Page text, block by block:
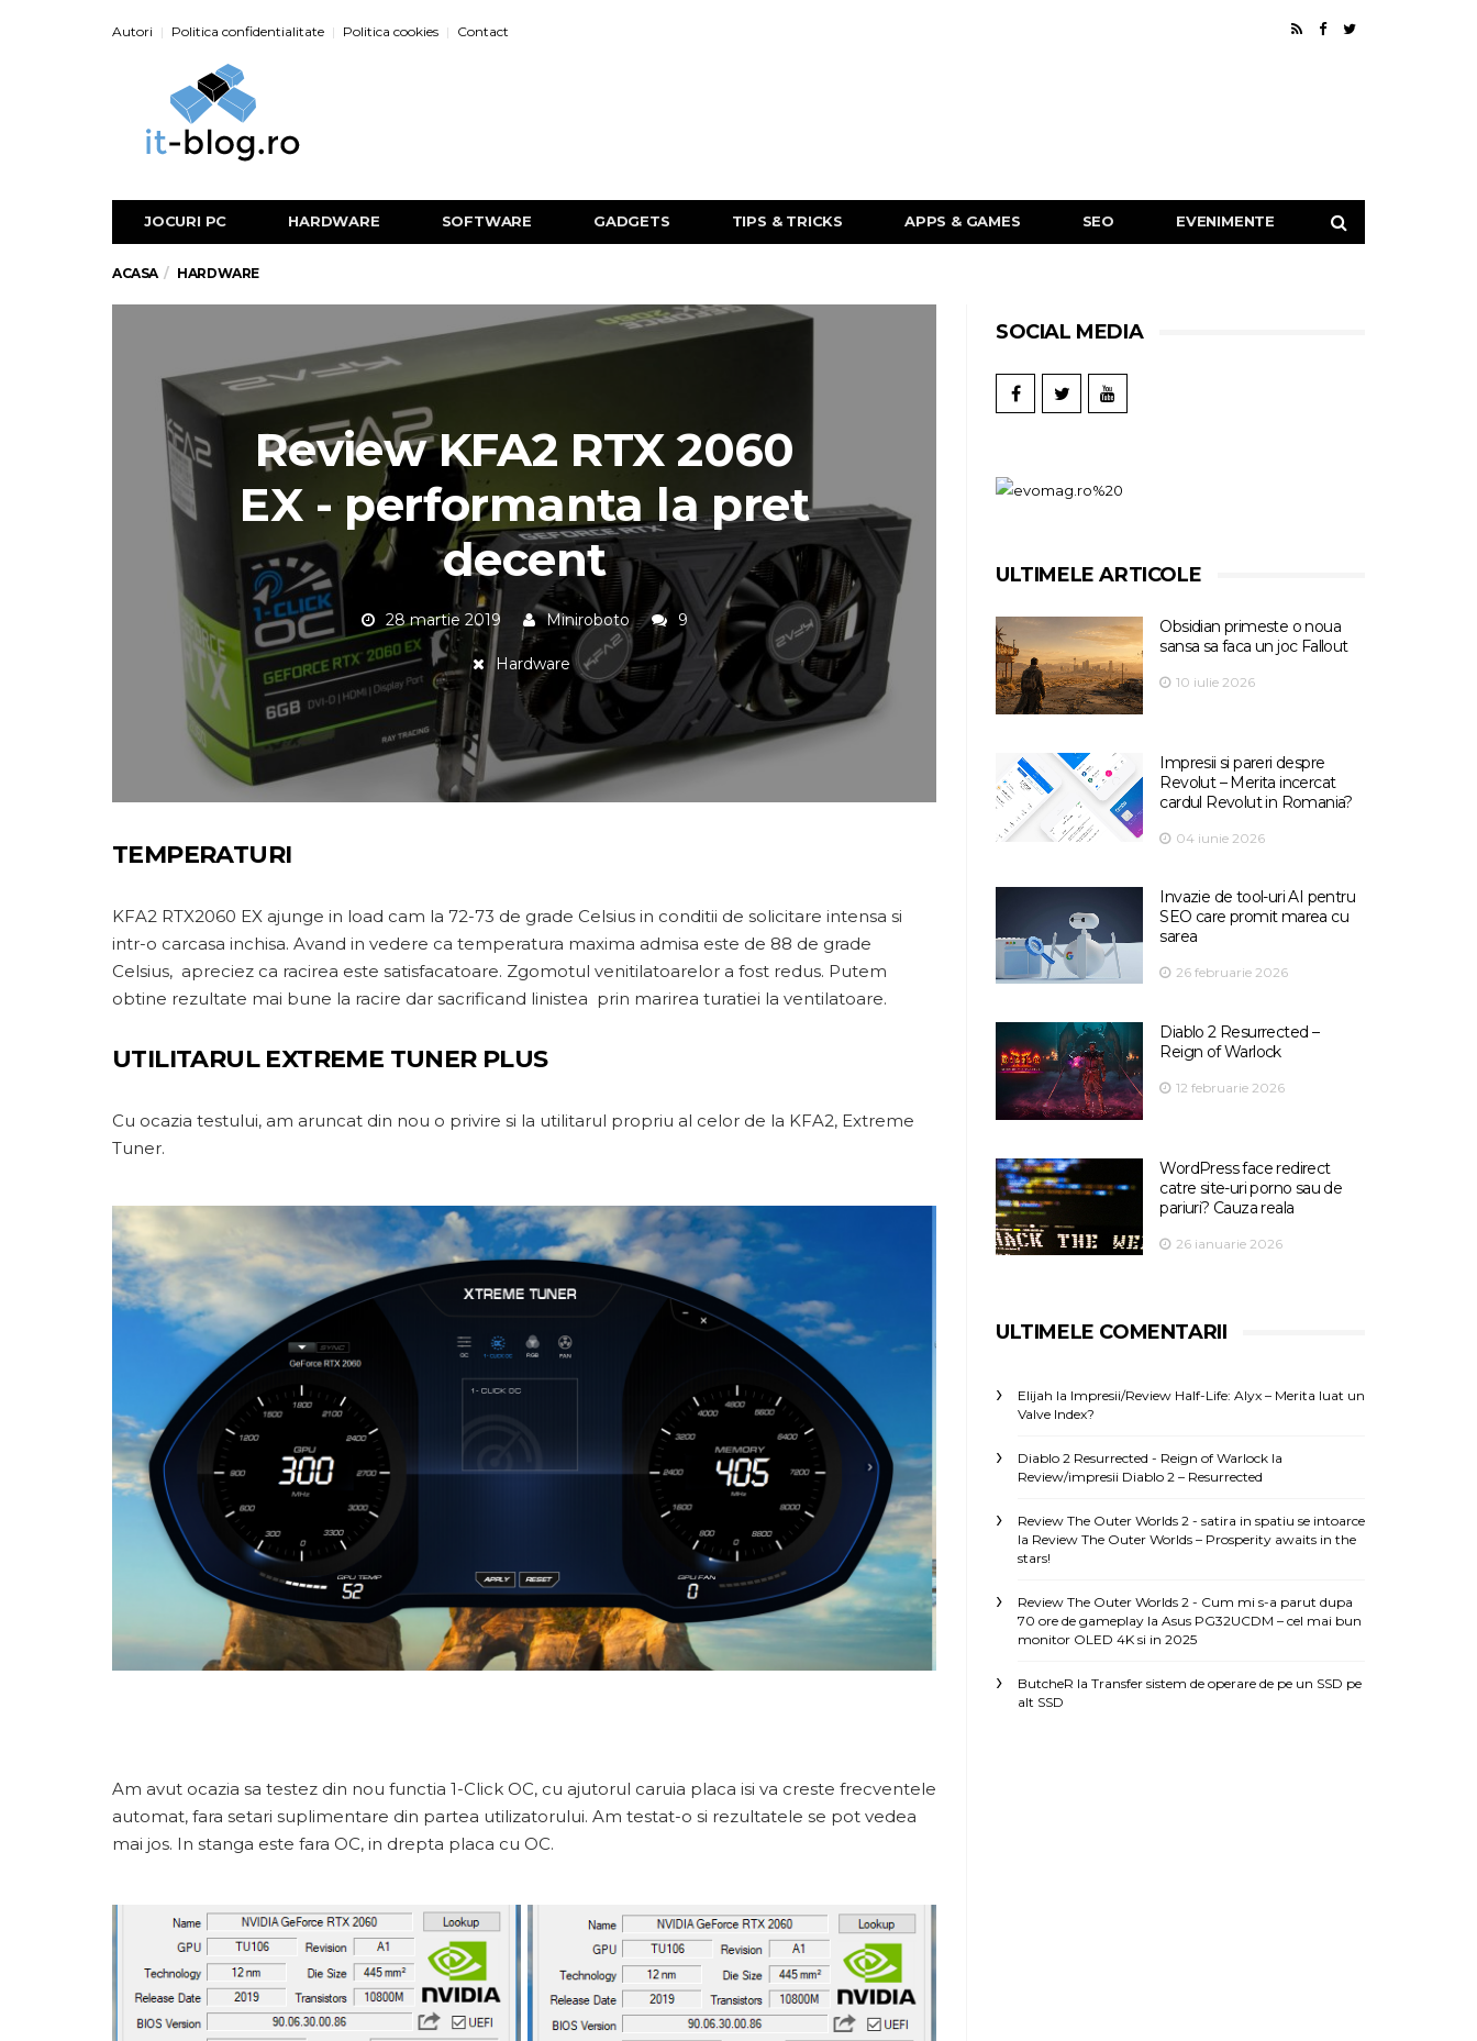
Autori Politica confidentialitate Politica cookies Contact
JOCURI PC HARDWARE SOFTWARE GADGETS TIPS & TRICKS APPS & GAMES SEO EVENIMENTE
ACASA HARDWARE
Review KFA2 RTX 2060
EX - performanta la pret
decent
28 martie 2019 Miniroboto 9
Hardware
TEMPERATURI
KFA2 RTX2060 EX ajunge in load cam la 72-73 de grade Celsius in conditii de solicitare intensa si
intr-o carcasa inchisa. Avand in vedere ca temperatura maxima admisa este de 88 de grade
Celsius, apreciez ca racirea este satisfacatoare. Zgomotul venitilatoarelor a fost redus. Putem
obtine rezultate mai bune la racire dar sacrificand linistea prin marirea turatiei la ventilatoare.
UTILITARUL EXTREME TUNER PLUS
Cu ocazia testului, am aruncat din nou o privire si la utilitarul propriu al celor de la KFA2, Extreme
Tuner.
Am avut ocazia sa testez din nou functia 1-Click OC, cu ajutorul caruia placa isi va creste frecventele
automat, fara setari suplimentare din partea utilizatorului. Am testat-o si rezultatele se pot vedea
mai jos. In stanga este fara OC, in drepta placa cu OC.
SOCIAL MEDIA
ULTIMELE ARTICOLE
Obsidian primeste o noua
sansa sa faca un joc Fallout
10 iulie 2026
Impresii si pareri despre
Revolut – Merita incercat
cardul Revolut in Romania?
04 iunie 2026
Invazie de tool-uri AI pentru
SEO care promit marea cu
sarea
26 februarie 2026
Diablo 2 Resurrected –
Reign of Warlock
12 februarie 2026
WordPress face redirect
catre site-uri porno sau de
pariuri? Cauza reala
26 ianuarie 2026
ULTIMELE COMENTARII
Elijah la Impresii/Review Half-Life: Alyx – Merita luat un
Valve Index?
Diablo 2 Resurrected - Reign of Warlock la
Review/impresii Diablo 2 – Resurrected
Review The Outer Worlds 2 - satira in spatiu se intoarce
la Review The Outer Worlds – Prosperity awaits in the
stars!
Review The Outer Worlds 2 - Cum mi s-a parut dupa
70 ore de gameplay la Asus PG32UCDM – cel mai bun
monitor OLED 4K si in 2025
ButcheR la Transfer sistem de operare de pe un SSD pe
alt SSD